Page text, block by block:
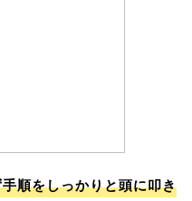
順をしっかりと頭に叩き